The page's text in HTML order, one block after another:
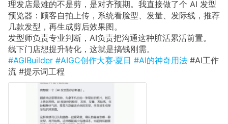
理发店最难的不是剪，是对齐预期。我直接做了个 AI 发型
预览器：顾客自拍上传，系统看脸型、发量、发际线，推荐
几款发型，再生成剪后效果图。
发型师负责专业判断，AI负责把沟通这种脏活累活前置。
线下门店想提升转化，这就是搞钱刚需。
#AGIBuilder #AIGC创作大赛·夏日 #AI的神奇用法 #AI工作
流 #提示词工程